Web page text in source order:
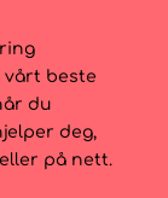
vårt beste
du
deg,
på nett.